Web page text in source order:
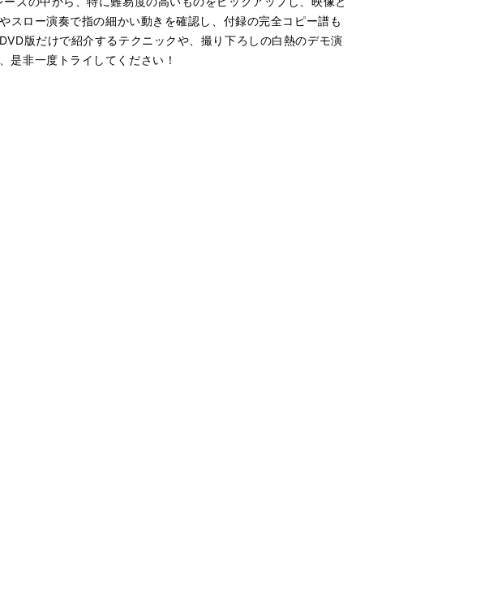
ロー演奏で指の細かい動きを確認し、付録の完全コピー譜も
版だけで紹介するテクニックや、撮り下ろしの白熱のデモ演
是非一度トライしてください！